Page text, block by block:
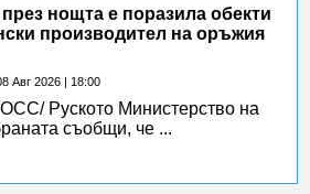
нощта е поразила обекти
производител на оръжия
Авг 2026 | 18:00
Руското Министерство на
съобщи, че ...